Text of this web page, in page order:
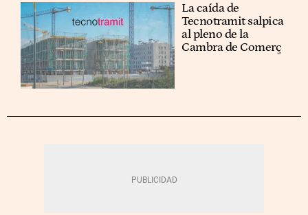
La caída de
Tecnotramit salpica
al pleno de la
Cambra de Comerç